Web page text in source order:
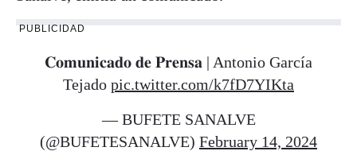
PUBLICIDAD
𝐂𝐨𝐦𝐮𝐧𝐢𝐜𝐚𝐝𝐨 𝐝𝐞 𝐏𝐫𝐞𝐧𝐬𝐚 | Antonio García
Tejado pic.twitter.com/k7fD7YIKta
— BUFETE SANALVE
(@BUFETESANALVE) February 14, 2024